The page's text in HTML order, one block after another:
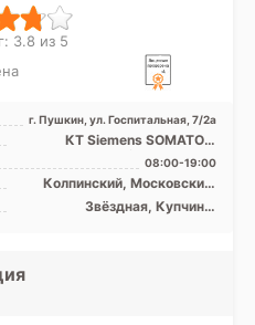
3.8 из 5
г. Пушкин, ул. Госпитальная, 7/2а
КТ Siemens SOMATOM
Emotion 16 срезов
08:00-19:00
Колпинский, Московский,
Пушкинский, Лен. область
Звёздная, Купчино,